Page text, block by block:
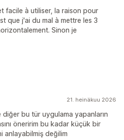
facile à utiliser, la raison pour
que j'ai du mal à mettre les 3
Sinon je
21. heinäkuu 2026
bu tür uygulama yapanların
öneririm bu kadar küçük bir
anlayabilmiş değilim